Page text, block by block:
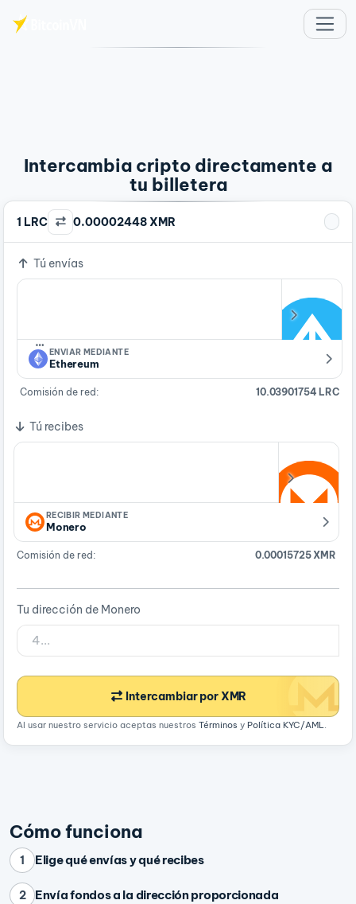
Intercambia cripto directamente a
tu billetera
1 LRC 0.00002448 XMR
Tú envías
…
ENVIAR MEDIANTE
Ethereum
Comisión de red: 10.03901754 LRC
Tú recibes
RECIBIR MEDIANTE
Monero
Comisión de red: 0.00015725 XMR
Tu dirección de Monero
Intercambiar por XMR
Al usar nuestro servicio aceptas nuestros Términos y Política KYC/AML.
Cómo funciona
1 Elige qué envías y qué recibes
2 Envía fondos a la dirección proporcionada